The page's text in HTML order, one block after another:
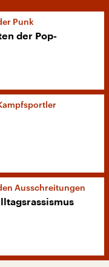
Punk
der Pop-
Ausschreitungen